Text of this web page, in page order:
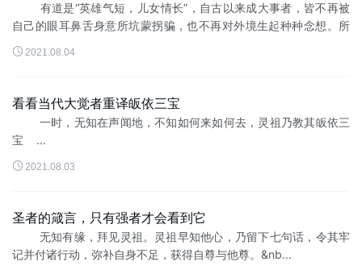
有道是“英雄气短，儿女情长”，自古以来成大事者，皆不再被
自己的眼耳鼻舌身意所坑蒙拐骗，也不再对外境生起种种念想。所
生起的，只...
 2021.08.04
看看当代大觉者重译皈依三宝
一时，无知在声闻地，不知如何来如何去，灵祖乃教其皈依三
宝 ...
 2021.08.03
圣者的箴言，只有强者才会看到它
无知有缘，拜见灵祖。灵祖早知他心，乃留下七句话，令其牢
记并付诸行动，弥补自身不足，获得自尊与他尊。&nb...